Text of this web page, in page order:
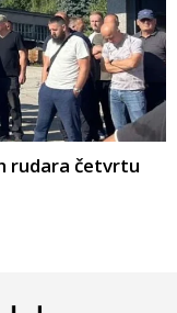
rudara četvrtu